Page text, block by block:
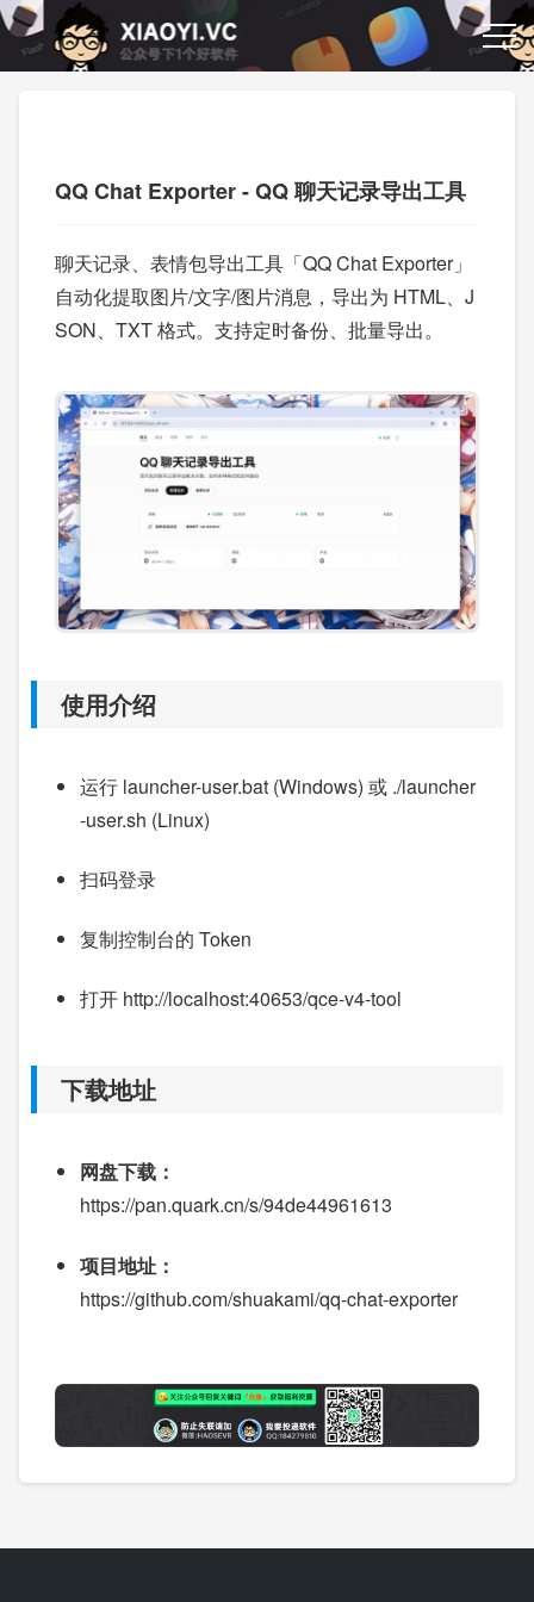
QQ Chat Exporter - QQ 聊天记录导出工具
聊天记录、表情包导出工具「QQ Chat Exporter」
自动化提取图片/文字/图片消息，导出为 HTML、J
SON、TXT 格式。支持定时备份、批量导出。
使用介绍
运行 launcher-user.bat (Windows) 或 ./launcher
-user.sh (Linux)
扫码登录
复制控制台的 Token
打开 http://localhost:40653/qce-v4-tool
下载地址
网盘下载：
https://pan.quark.cn/s/94de44961613
项目地址：
https://github.com/shuakami/qq-chat-exporter